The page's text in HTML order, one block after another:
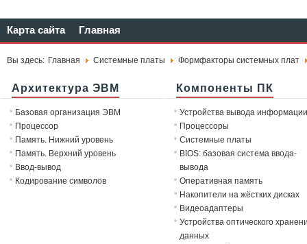
Карта сайта Главная
Вы здесь: Главная Системные платы Формфакторы системных плат
Архитектура ЭВМ
Базовая организация ЭВМ
Процессор
Память. Нижний уровень
Память. Верхний уровень
Ввод-вывод
Кодирование символов
Компоненты ПК
Устройства вывода информации
Процессоры
Системные платы
BIOS: базовая система ввода-
вывода
Оперативная память
Накопители на жёстких дисках
Видеоадаптеры
Устройства оптического
данных